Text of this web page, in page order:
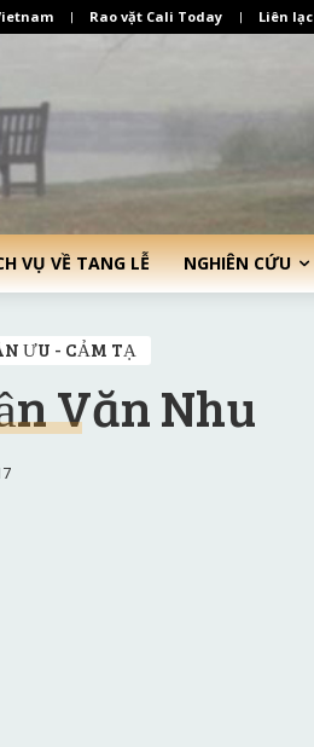
Rao vặt Cali Today Liên lạc
VỤ VỀ TANG LỄ NGHIÊN CỨU
ƯU - CẢM TẠ
Văn Nhu